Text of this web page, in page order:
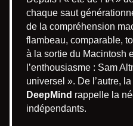
chaque saut
de la compréhension
flambeau, comparable,
à la sortie du Macintosh
l’enthousiasme : Sam
universel ». De l’autre,
DeepMind rappelle la
indépendants.